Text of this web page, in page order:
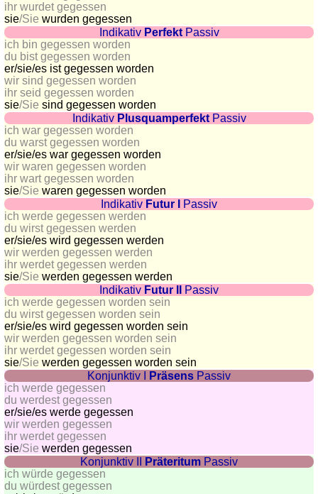
à
vélo
Petit
vocabulaire
pour
le
voyage
(pdf)
JEUX
Géographie
Quiz
de
côtes
et
fleuves
Quiz
de
géographie
Quiz
des
pays
Quiz
des
fleuves
et
des
villes
Quiz
des
ihr wurdet gegessen
sie/Sie wurden gegessen
Indikativ PerfektPassiv
ich bin gegessen worden
du bist gegessen worden
er/sie/es ist gegessen worden
wir sind gegessen worden
ihr seid gegessen worden
sie/Sie sind gegessen worden
Indikativ PlusquamperfektPassiv
ich war gegessen worden
du warst gegessen worden
er/sie/es war gegessen worden
wir waren gegessen worden
ihr wart gegessen worden
sie/Sie waren gegessen worden
Indikativ Futur I
Passiv
ich werde gegessen werden
du wirst gegessen werden
er/sie/es wird gegessen werden
wir werden gegessen werden
ihr werdet gegessen werden
sie/Sie werden gegessen werden
Indikativ Futur II
Passiv
ich werde gegessen worden sein
du wirst gegessen worden sein
er/sie/es wird gegessen worden sein
wir werden gegessen worden sein
ihr werdet gegessen worden sein
sie/Sie werden gegessen worden sein
Konjunktiv I
Präsens Passiv
ich werde gegessen
du werdest gegessen
er/sie/es werde gegessen
wir werden gegessen
ihr werdet gegessen
sie/Sie werden gegessen
Konjunktiv II
Präteritum Passiv
ich würde gegessen
du würdest gegessen